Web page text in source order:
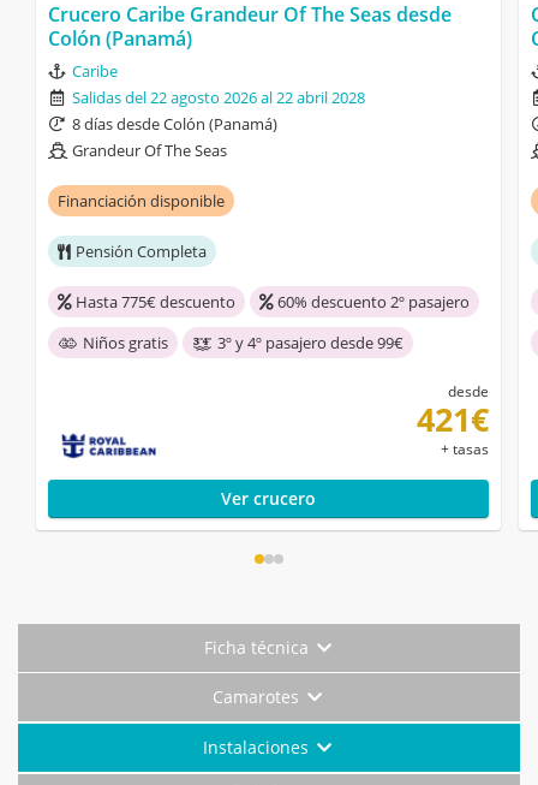
Crucero Caribe Grandeur Of The Seas desde
Colón (Panamá)
Caribe
Salidas del 22 agosto 2026 al 22 abril 2028
8 días desde Colón (Panamá)
Grandeur Of The Seas
Financiación disponible
Pensión Completa
Hasta 775€ descuento
60% descuento 2º pasajero
Niños gratis
3º y 4º pasajero desde 99€
desde
421€
+ tasas
Ver crucero
Ficha técnica
Camarotes
Instalaciones